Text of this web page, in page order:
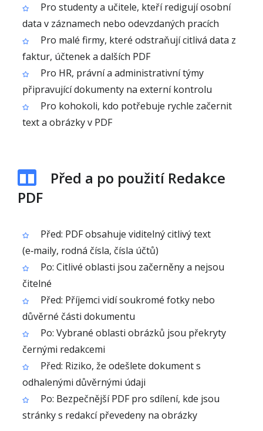
Pro studenty a učitele, kteří redigují osobní
data v záznamech nebo odevzdaných pracích
Pro malé firmy, které odstraňují citlivá data z
faktur, účtenek a dalších PDF
Pro HR, právní a administrativní týmy
připravující dokumenty na externí kontrolu
Pro kohokoli, kdo potřebuje rychle začernit
text a obrázky v PDF
Před a po použití Redakce
PDF
Před: PDF obsahuje viditelný citlivý text
(e‑maily, rodná čísla, čísla účtů)
Po: Citlivé oblasti jsou začerněny a nejsou
čitelné
Před: Příjemci vidí soukromé fotky nebo
důvěrné části dokumentu
Po: Vybrané oblasti obrázků jsou překryty
černými redakcemi
Před: Riziko, že odešlete dokument s
odhalenými důvěrnými údaji
Po: Bezpečnější PDF pro sdílení, kde jsou
stránky s redakcí převedeny na obrázky